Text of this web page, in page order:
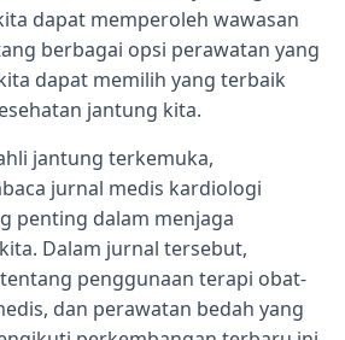
dapat memperoleh wawasan
berbagai opsi perawatan yang
dapat memilih yang terbaik
jantung kita.
jantung terkemuka,
jurnal medis kardiologi
penting dalam menjaga
Dalam jurnal tersebut,
penggunaan terapi obat-
dan perawatan bedah yang